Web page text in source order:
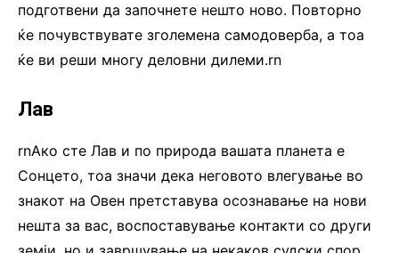
подготвени да започнете нешто ново. Повторно
ќе почувствувате зголемена самодоверба, а тоа
ќе ви реши многу деловни дилеми.rn
Лав
rnАко сте Лав и по природа вашата планета е
Сонцето, тоа значи дека неговото влегување во
знакот на Овен претставува осознавање на нови
нешта за вас, воспоставување контакти со други